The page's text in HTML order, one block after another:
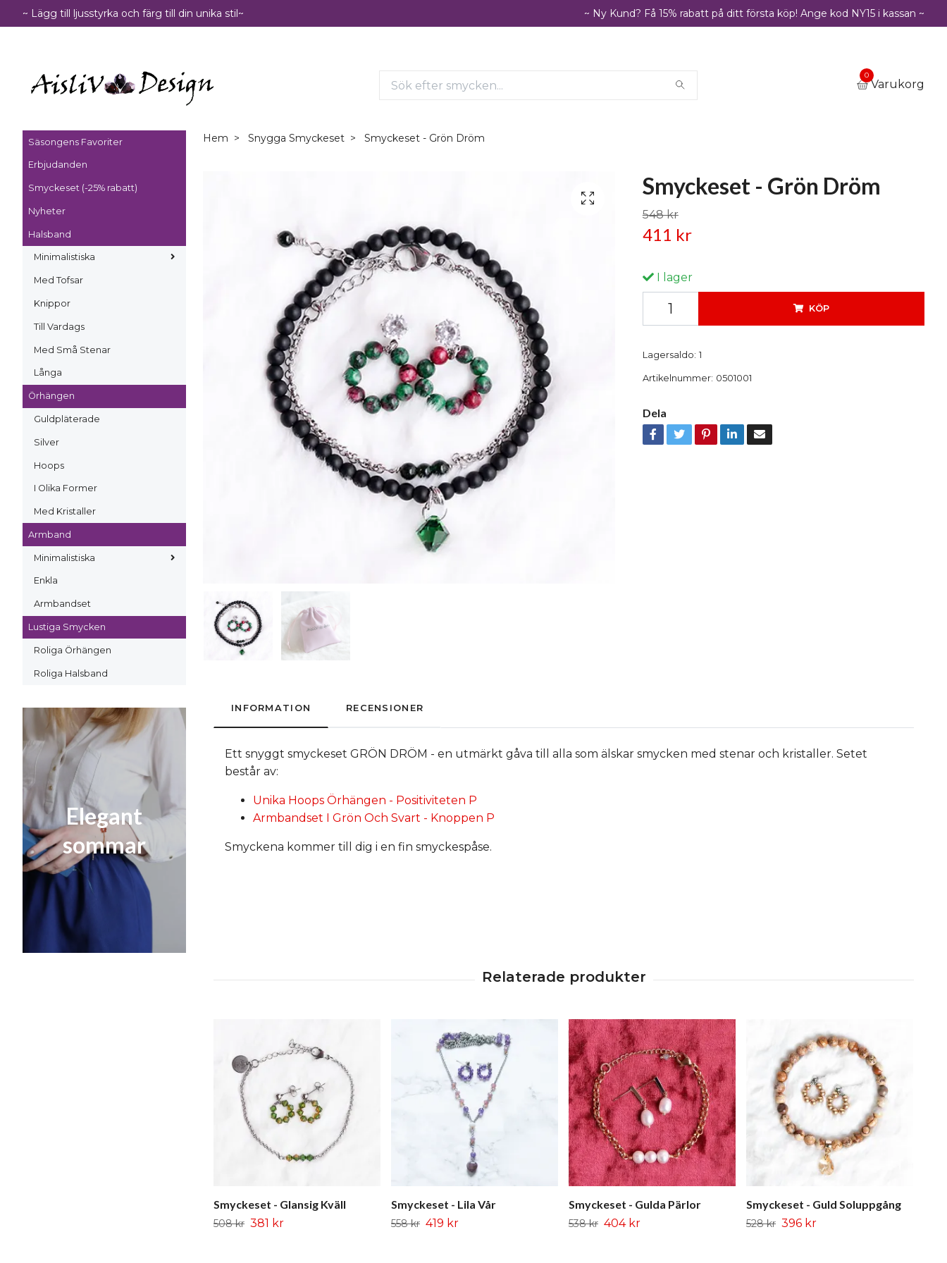
~ Lägg till ljusstyrka och färg till din unika stil~ ~ Ny Kund? Få 15% rabatt på ditt första köp! Ange kod NY15 i kassan ~
0
Varukorg
Säsongens Favoriter
Erbjudanden
Smyckeset (-25% rabatt)
Nyheter
Halsband
Minimalistiska
Med Tofsar
Knippor
Till Vardags
Med Små Stenar
Långa
Örhängen
Guldpläterade
Silver
Hoops
I Olika Former
Med Kristaller
Armband
Minimalistiska
Enkla
Armbandset
Lustiga Smycken
Roliga Örhängen
Roliga Halsband
Elegant
sommar
Hem Snygga Smyckeset Smyckeset - Grön Dröm
Smyckeset - Grön Dröm
548 kr
411 kr
I lager
KÖP
Lagersaldo: 1
Artikelnummer: 0501001
Dela
INFORMATION RECENSIONER
Ett snyggt smyckeset GRÖN DRÖM - en utmärkt gåva till alla som älskar smycken med stenar och kristaller. Setet
består av:
Unika Hoops Örhängen - Positiviteten P
Armbandset I Grön Och Svart - Knoppen P
Smyckena kommer till dig i en fin smyckespåse.
Smyckeset - Glansig Kväll
508 kr 381 kr
Smyckeset - Lila Vår
558 kr 419 kr
Smyckeset - Gulda Pärlor
538 kr 404 kr
Smyckeset - Guld Soluppgång
528 kr 396 kr